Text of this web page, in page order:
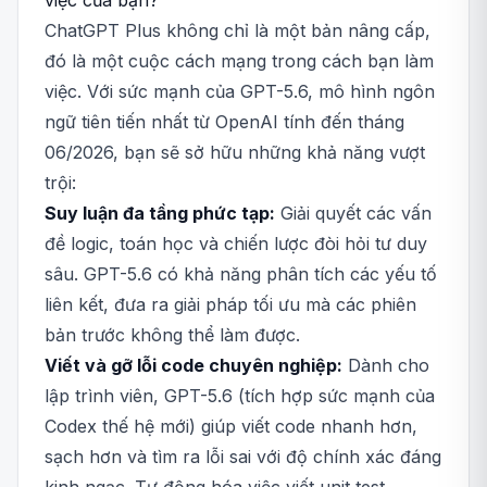
ChatGPT Plus không chỉ là một bản nâng cấp,
đó là một cuộc cách mạng trong cách bạn làm
việc. Với sức mạnh của GPT-5.6, mô hình ngôn
ngữ tiên tiến nhất từ OpenAI tính đến tháng
06/2026, bạn sẽ sở hữu những khả năng vượt
trội:
Suy luận đa tầng phức tạp: Giải quyết các vấn
đề logic, toán học và chiến lược đòi hỏi tư duy
sâu. GPT-5.6 có khả năng phân tích các yếu tố
liên kết, đưa ra giải pháp tối ưu mà các phiên
bản trước không thể làm được.
Viết và gỡ lỗi code chuyên nghiệp: Dành cho
lập trình viên, GPT-5.6 (tích hợp sức mạnh của
Codex thế hệ mới) giúp viết code nhanh hơn,
sạch hơn và tìm ra lỗi sai với độ chính xác đáng